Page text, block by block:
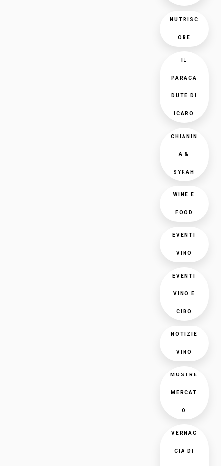
NUTRISC
ORE
IL
PARACA
DUTE DI
ICARO
CHIANIN
A &
SYRAH
WINE E
FOOD
EVENTI
VINO
EVENTI
VINO E
CIBO
NOTIZIE
VINO
MOSTRE
MERCAT
O
VERNAC
CIA DI